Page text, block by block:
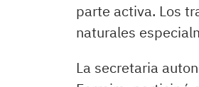
parte activa. Los
naturales
La secretaria